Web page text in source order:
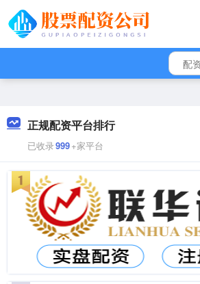
正规配资平台排行
已收录999+家平台